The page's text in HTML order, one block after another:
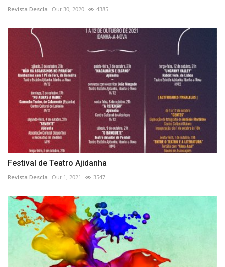
Revista Descla Out 30, 2020 4385
Festival de Teatro Ajidanha
Revista Descla Out 1, 2021 3547